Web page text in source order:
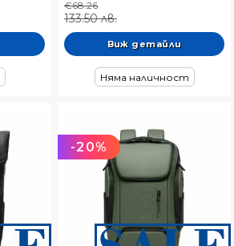
€68.26
133.50 лв.
Виж детайли
Няма наличност
-20%